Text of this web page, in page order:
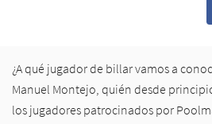
¿A qué jugador de billarvamos a
Manuel Montejo, quién desde
los jugadores patrocinados por